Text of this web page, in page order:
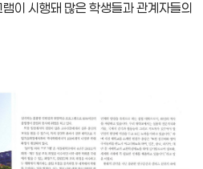
이 시행돼 많은 학생들과 관계자들의